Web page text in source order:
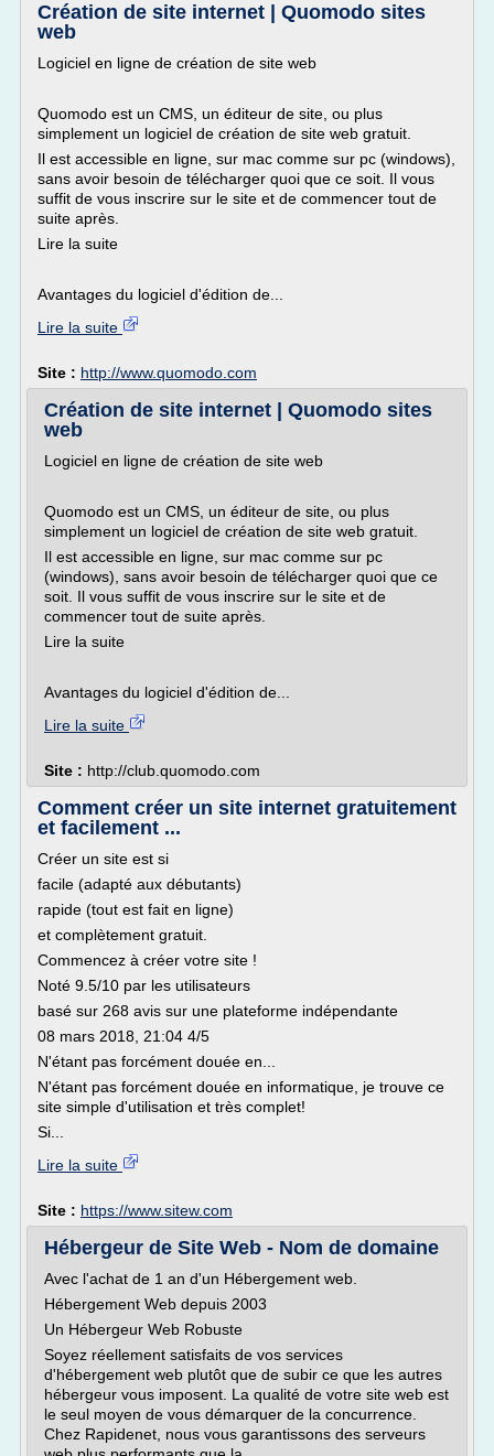
Création de site internet | Quomodo sites
web
Logiciel en ligne de création de site web
Quomodo est un CMS, un éditeur de site, ou plus
simplement un logiciel de création de site web gratuit.
Il est accessible en ligne, sur mac comme sur pc (windows),
sans avoir besoin de télécharger quoi que ce soit. Il vous
suffit de vous inscrire sur le site et de commencer tout de
suite après.
Lire la suite
Avantages du logiciel d'édition de...
Lire la suite
Site : http://www.quomodo.com
Création de site internet | Quomodo sites
web
Logiciel en ligne de création de site web
Quomodo est un CMS, un éditeur de site, ou plus
simplement un logiciel de création de site web gratuit.
Il est accessible en ligne, sur mac comme sur pc
(windows), sans avoir besoin de télécharger quoi que ce
soit. Il vous suffit de vous inscrire sur le site et de
commencer tout de suite après.
Lire la suite
Avantages du logiciel d'édition de...
Lire la suite
Site : http://club.quomodo.com
Comment créer un site internet gratuitement
et facilement ...
Créer un site est si
facile (adapté aux débutants)
rapide (tout est fait en ligne)
et complètement gratuit.
Commencez à créer votre site !
Noté 9.5/10 par les utilisateurs
basé sur 268 avis sur une plateforme indépendante
08 mars 2018, 21:04 4/5
N'étant pas forcément douée en...
N'étant pas forcément douée en informatique, je trouve ce
site simple d'utilisation et très complet!
Si...
Lire la suite
Site : https://www.sitew.com
Hébergeur de Site Web - Nom de domaine
Avec l'achat de 1 an d'un Hébergement web.
Hébergement Web depuis 2003
Un Hébergeur Web Robuste
Soyez réellement satisfaits de vos services
d'hébergement web plutôt que de subir ce que les autres
hébergeur vous imposent. La qualité de votre site web est
le seul moyen de vous démarquer de la concurrence.
Chez Rapidenet, nous vous garantissons des serveurs